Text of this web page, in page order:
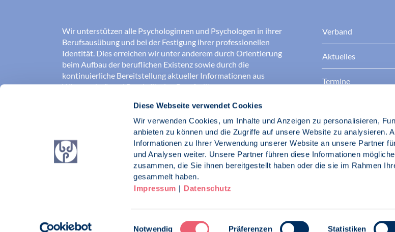
Diese Webseite verwendet Cookies
Wir verwenden Cookies, um Inhalte und Anzeigen zu personalisieren,
anbieten zu können und die Zugriffe auf unsere Website zu analysieren.
Informationen zu Ihrer Verwendung unserer Website an unsere Partner
und Analysen weiter. Unsere Partner führen diese Informationen
zusammen, die Sie ihnen bereitgestellt haben oder die sie im Rahmen
gesammelt haben.
Impressum | Datenschutz
Einwilligungsauswahl
Notwendig Präferenzen Statistiken
Wir unterstützen alle Psychologinnen und Psychologen in ihrer
Berufsausübung und bei der Festigung ihrer professionellen
Identität. Dies erreichen wir unter anderem durch Orientierung
beim Aufbau der beruflichen Existenz sowie durch die
kontinuierliche Bereitstellung aktueller Informationen aus
Wissenschaft und Praxis für den Berufsalltag.
Wir erschließen und sichern Berufsfelder und sorgen dafür, dass
Erkenntnisse der Psychologie kompetent und verantwortungsvoll
umgesetzt werden. Darüber hinaus stärken wir das Ansehen aller
Psychologinnen und Psychologen in der Öffentlichkeit und
vertreten eigene berufspolitische Positionen in der Gesellschaft.
Berufsverband Deutscher Psychologinnen und Psychologen
Verband
Aktuelles
Termine
Berufsethik
Fach- und
Impressum